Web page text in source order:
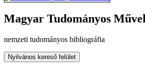
Magyar Tudományos
nemzeti tudományos bibliográfia
Nyilvános kereső felület